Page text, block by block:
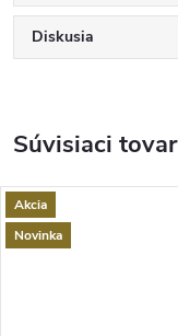
Diskusia
Súvisiaci tovar
Akcia
Novinka